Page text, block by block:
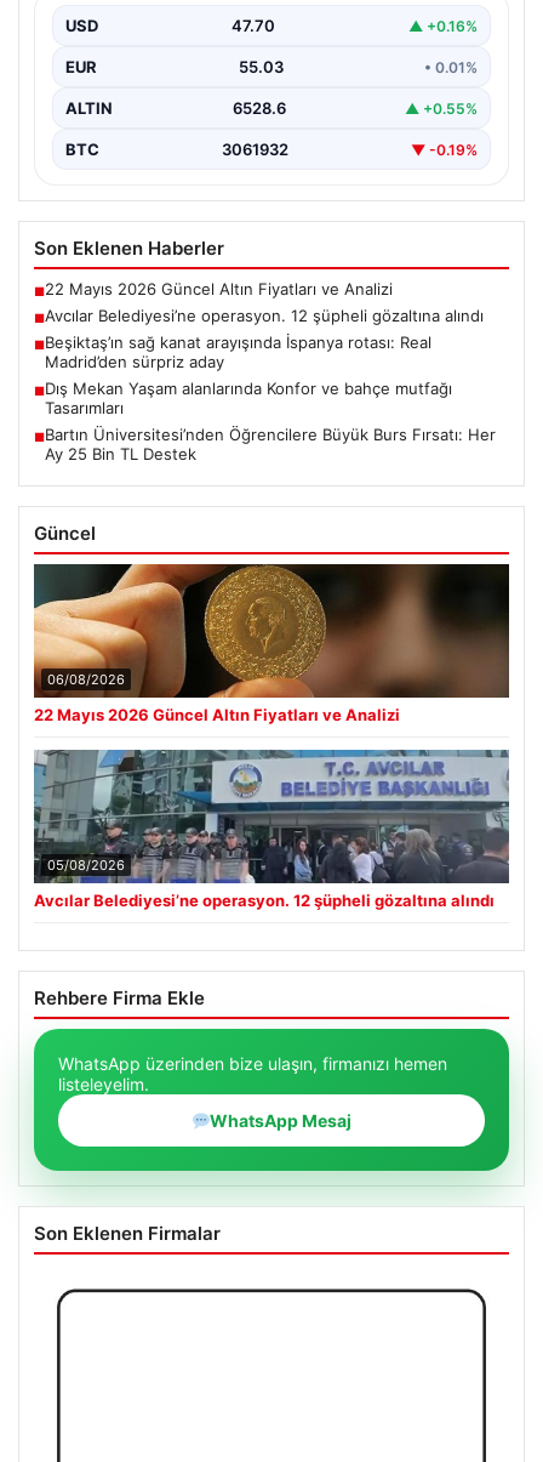
USD 47.70 ▲ +0.16%
EUR 55.03 • 0.01%
ALTIN 6528.6 ▲ +0.55%
BTC 3061932 ▼ -0.19%
Son Eklenen Haberler
■22 Mayıs 2026 Güncel Altın Fiyatları ve Analizi
■Avcılar Belediyesi’ne operasyon. 12 şüpheli gözaltına alındı
■Beşiktaş’ın sağ kanat arayışında İspanya rotası: Real
Madrid’den sürpriz aday
■Dış Mekan Yaşam alanlarında Konfor ve bahçe mutfağı
Tasarımları
■Bartın Üniversitesi’nden Öğrencilere Büyük Burs Fırsatı: Her
Ay 25 Bin TL Destek
Güncel
06/08/2026
22 Mayıs 2026 Güncel Altın Fiyatları ve Analizi
05/08/2026
Avcılar Belediyesi’ne operasyon. 12 şüpheli gözaltına alındı
Rehbere Firma Ekle
WhatsApp üzerinden bize ulaşın, firmanızı hemen
listeleyelim.
WhatsApp Mesaj
Son Eklenen Firmalar